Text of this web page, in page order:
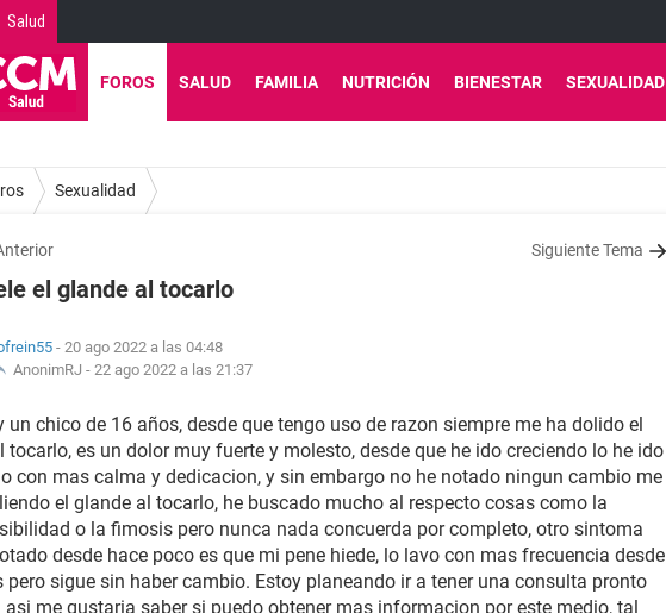
Salud
FOROS SALUD FAMILIA NUTRICIÓN BIENESTAR SEXUALIDAD
Sexualidad
Siguiente Tema
el glande al tocarlo
- 20 ago 2022 a las 04:48
AnonimRJ - 22 ago 2022 a las 21:37
un chico de 16 años, desde que tengo uso de razon siempre me ha dolido el
tocarlo, es un dolor muy fuerte y molesto, desde que he ido creciendo lo he ido
con mas calma y dedicacion, y sin embargo no he notado ningun cambio me
el glande al tocarlo, he buscado mucho al respecto cosas como la
o la fimosis pero nunca nada concuerda por completo, otro sintoma
desde hace poco es que mi pene hiede, lo lavo con mas frecuencia desde
pero sigue sin haber cambio. Estoy planeando ir a tener una consulta pronto
asi me gustaria saber si puedo obtener mas informacion por este medio, tal